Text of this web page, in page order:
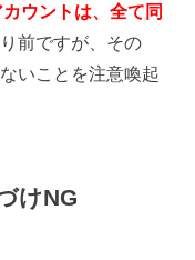
ウントは、全て同
前ですが、その
いことを注意喚起
けNG